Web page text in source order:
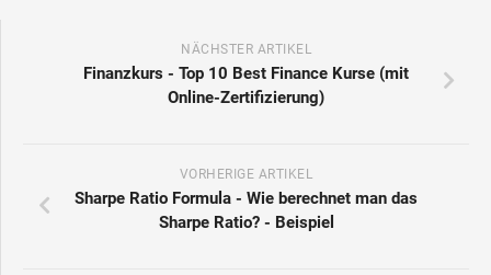
NÄCHSTER ARTIKEL
Finanzkurs - Top 10 Best Finance Kurse (mit
Online-Zertifizierung)
VORHERIGE ARTIKEL
Sharpe Ratio Formula - Wie berechnet man das
Sharpe Ratio? - Beispiel